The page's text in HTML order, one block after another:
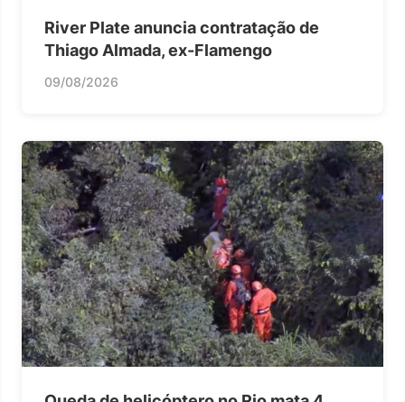
River Plate anuncia contratação de
Thiago Almada, ex-Flamengo
09/08/2026